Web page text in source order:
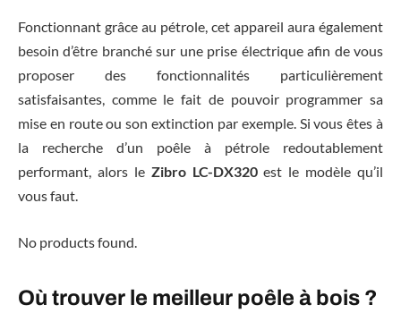
Fonctionnant grâce au pétrole, cet appareil aura également
besoin d’être branché sur une prise électrique afin de vous
proposer des fonctionnalités particulièrement
satisfaisantes, comme le fait de pouvoir programmer sa
mise en route ou son extinction par exemple. Si vous êtes à
la recherche d’un poêle à pétrole redoutablement
performant, alors le Zibro LC-DX320est le modèle qu’il
vous faut.
No products found.
Où trouver le meilleur poêle à bois ?